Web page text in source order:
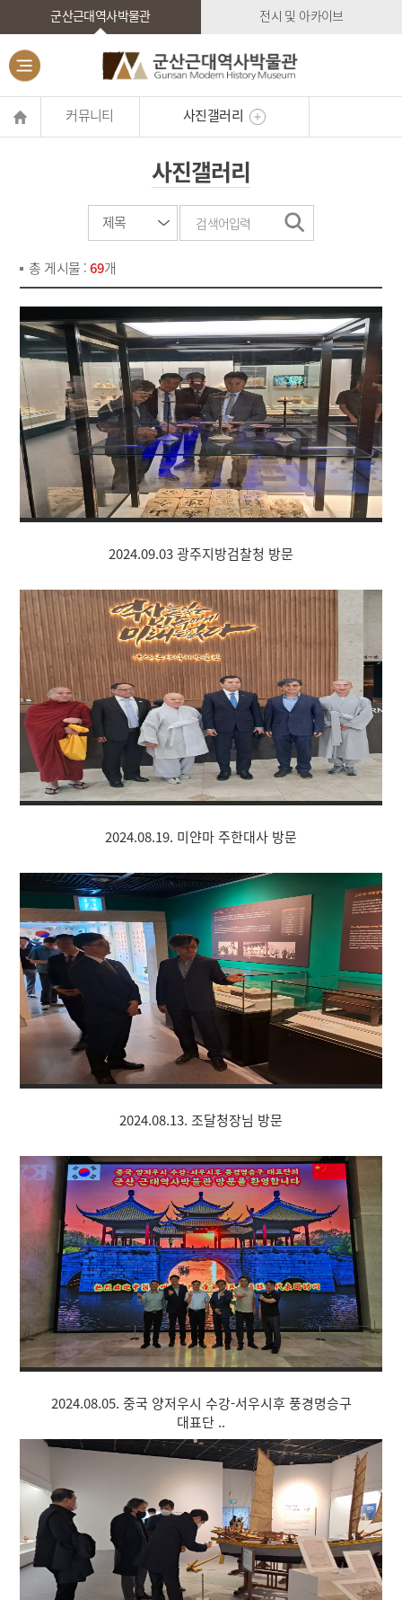
군산근대역사박물관 전시 및 아카이브
커뮤니티 사진갤러리
사진갤러리
총 게시물 :69개
2024.09.03 광주지방검찰청 방문
2024.08.19. 미얀마 주한대사 방문
2024.08.13. 조달청장님 방문
2024.08.05. 중국 양저우시 수강-서우시후 풍경명승구
대표단 ..